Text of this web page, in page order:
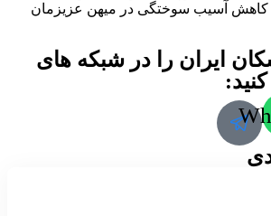
کاهش آسیب سوختگی در میهن عزیزمان
ایران را در شبکه های